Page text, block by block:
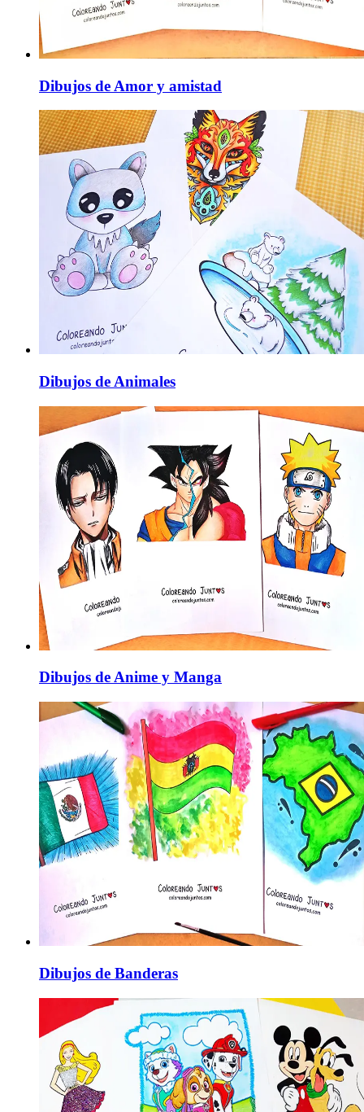
Dibujos de Amor y amistad
Dibujos de Animales
Dibujos de Anime y Manga
Dibujos de Banderas